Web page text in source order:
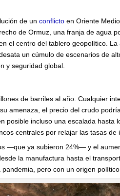
de unconflicto en Oriente
de Ormuz, una franja de agua
el centro del tablero geopolítico.
un cúmulo de escenarios de
y seguridad global.
de barriles al año. Cualquier
amenaza, el precio del crudo
posible incluso una escalada hasta
centrales por relajar las tasas de
—que ya subieron 24%— y el
la manufactura hasta el
pero con un origen